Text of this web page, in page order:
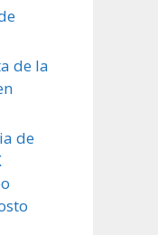
de la
de